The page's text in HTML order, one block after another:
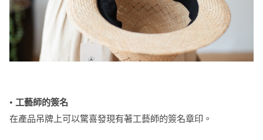
• 工藝師的簽名
在產品吊牌上可以驚喜發現有著工藝師的簽名章印。